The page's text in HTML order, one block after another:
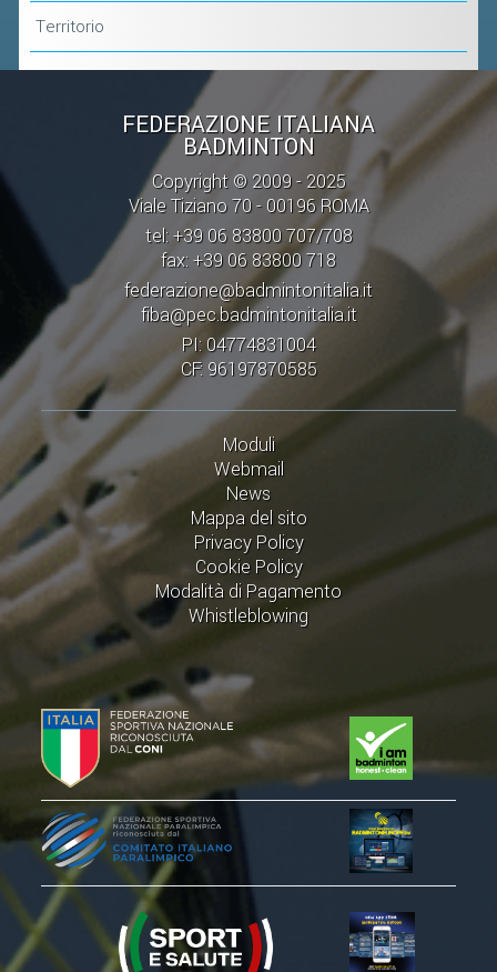
Territorio
FEDERAZIONE ITALIANA
BADMINTON
Copyright © 2009 - 2025
Viale Tiziano 70 - 00196 ROMA
tel: +39 06 83800 707/708
fax: +39 06 83800 718
federazione@badmintonitalia.it
fiba@pec.badmintonitalia.it
PI: 04774831004
CF: 96197870585
Moduli
Webmail
News
Mappa del sito
Privacy Policy
Cookie Policy
Modalità di Pagamento
Whistleblowing